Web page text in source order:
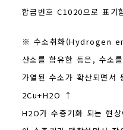
합금번호 C1020으로 표기
※ 수소취화(Hydrogen
산소를 함유한 동은, 수소
가열된 수소가 확산되면
2Cu+H2O ↑
H2O가 수증기화 되는 현